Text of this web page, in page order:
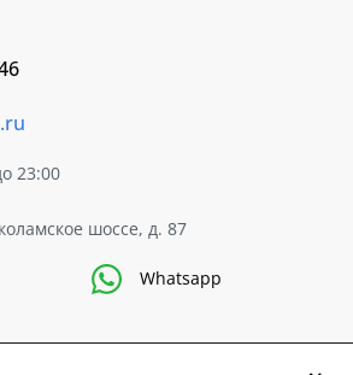
23:00
шоссе, д. 87
Whatsapp